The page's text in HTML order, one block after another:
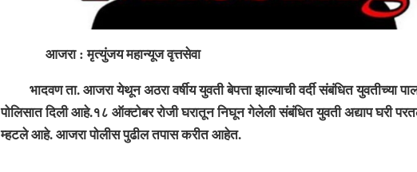
आजरा : मृत्युंजय महान्यूज वृत्तसेवा
भादवण ता. आजरा येथून अठरा वर्षीय युवती बेपत्ता झाल्याची वर्दी संबंधित युवतीच्या
पोलिसात दिली आहे.१८ ऑक्टोबर रोजी घरातून निघून गेलेली संबंधित युवती अद्याप घरी
म्हटले आहे.आजरा पोलीस पुढील तपास करीत आहेत.